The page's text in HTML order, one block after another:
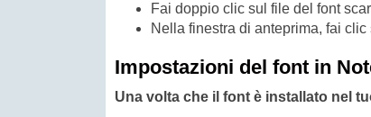
Fai doppio clic sul file del font
Nella finestra di anteprima, fai
Impostazioni del font in
Una volta che il font è installato nel